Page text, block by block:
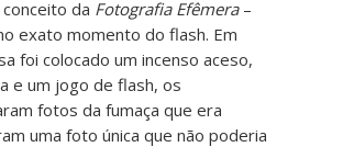
da Fotografia Efêmera–
exato momento do flash. Em
foi colocado um incenso aceso,
e um jogo de flash, os
fotos da fumaça que era
uma foto única que não poderia